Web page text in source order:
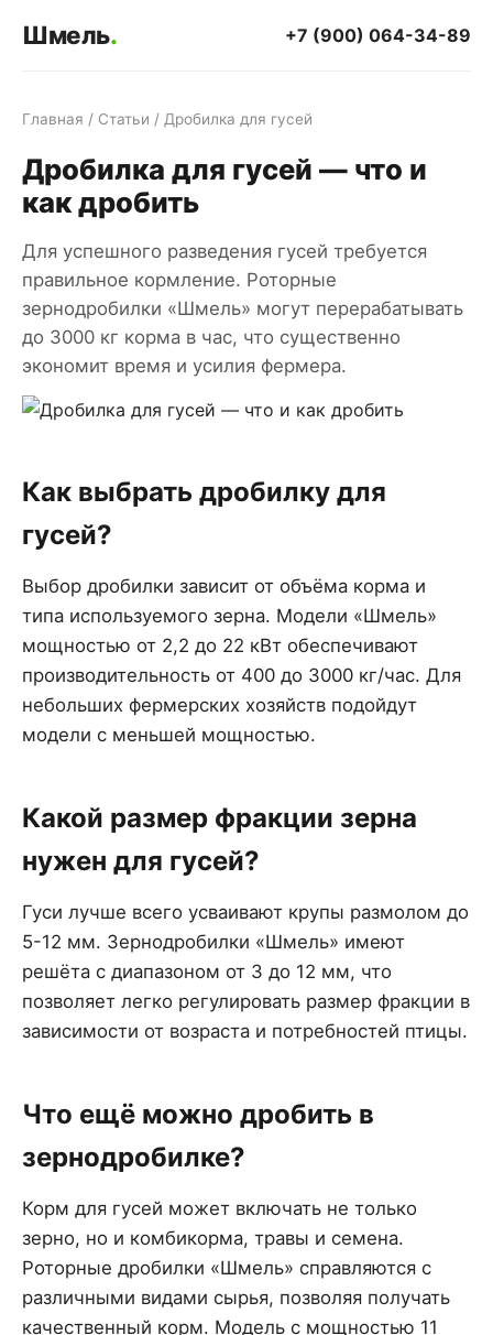
Шмель. +7 (900) 064-34-89
Главная / Статьи / Дробилка для гусей
Дробилка для гусей — что и
как дробить
Для успешного разведения гусей требуется
правильное кормление. Роторные
зернодробилки «Шмель» могут перерабатывать
до 3000 кг корма в час, что существенно
экономит время и усилия фермера.
Как выбрать дробилку для
гусей?
Выбор дробилки зависит от объёма корма и
типа используемого зерна. Модели «Шмель»
мощностью от 2,2 до 22 кВт обеспечивают
производительность от 400 до 3000 кг/час. Для
небольших фермерских хозяйств подойдут
модели с меньшей мощностью.
Какой размер фракции зерна
нужен для гусей?
Гуси лучше всего усваивают крупы размолом до
5-12 мм. Зернодробилки «Шмель» имеют
решёта с диапазоном от 3 до 12 мм, что
позволяет легко регулировать размер фракции в
зависимости от возраста и потребностей птицы.
Что ещё можно дробить в
зернодробилке?
Корм для гусей может включать не только
зерно, но и комбикорма, травы и семена.
Роторные дробилки «Шмель» справляются с
различными видами сырья, позволяя получать
качественный корм. Модель с мощностью 11